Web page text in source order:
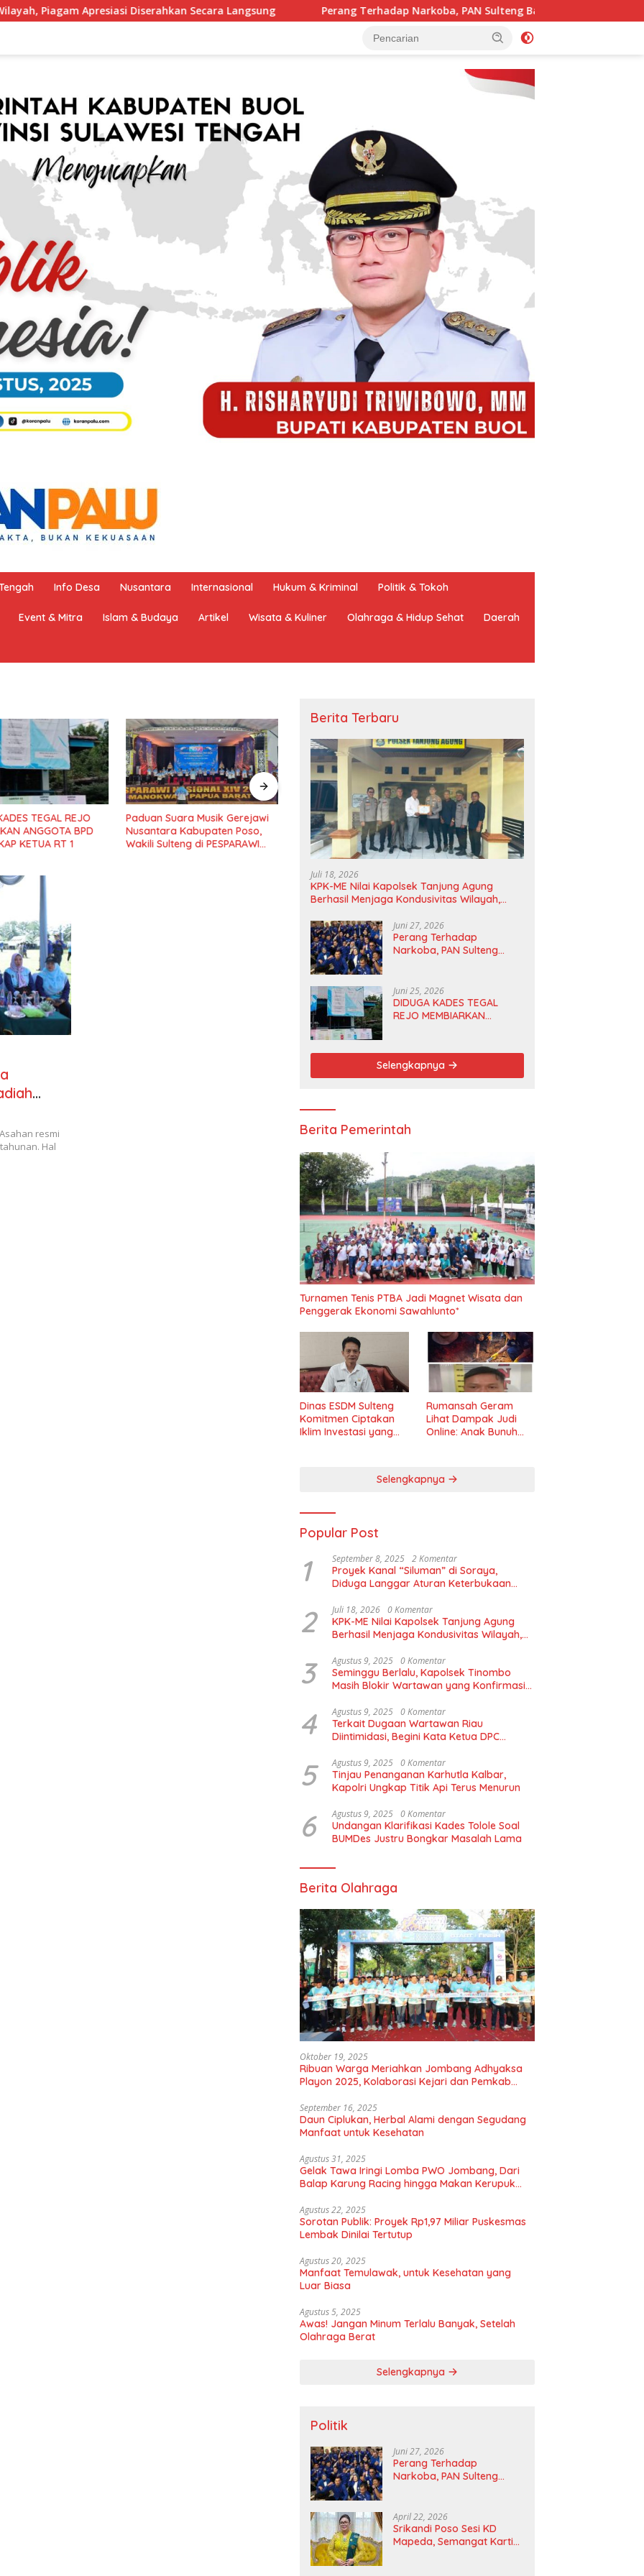
Diserahkan Secara Langsung Perang Terhadap Narkoba, PAN Sulteng Bakal Tes Urine Seluruh Anggota DPRD
Info Desa Nusantara Internasional Hukum & Kriminal Politik & Tokoh
Event & Mitra Islam & Budaya Artikel Wisata & Kuliner Olahraga & Hidup Sehat Daerah
Musik Gerejawi
Kabupaten Poso,
di PESPARAWI
Kepala BNPB Instruksikan
Jebol Sumbatan Longsor
Kepala BNPB Tinjau Langsung
Lokasi Terdampak Gempa di
Sigi
Tebar Kebahagiaan Idul Adha,
PTBA Salurkan 300 Hewan
Kurban di Berbagai Wilayah
Operasional*
resmi
Hal
Berita Terbaru
Juli 18, 2026
KPK-ME Nilai Kapolsek Tanjung Agung
Berhasil Menjaga Kondusivitas Wilayah,
Langsung
Juni 27, 2026
Perang Terhadap
Narkoba, PAN Sulteng
DPD
Juni 25, 2026
DIDUGA KADES TEGAL
REJO MEMBIARKAN
Selengkapnya
Berita Pemerintah
Turnamen Tenis PTBA Jadi Magnet Wisata dan
Penggerak Ekonomi Sawahlunto*
Dinas ESDM Sulteng
Komitmen Ciptakan
Iklim Investasi yang
Rumansah Geram
Lihat Dampak Judi
Online: Anak Bunuh
Selengkapnya
Popular Post
1 September 8, 2025 2 Komentar
Proyek Kanal “Siluman” di Soraya,
Diduga Langgar Aturan Keterbukaan
2 Juli 18, 2026 0 Komentar
KPK-ME Nilai Kapolsek Tanjung Agung
Berhasil Menjaga Kondusivitas Wilayah,
Langsung
3 Agustus 9, 2025 0 Komentar
Seminggu Berlalu, Kapolsek Tinombo
Masih Blokir Wartawan yang Konfirmasi
4 Agustus 9, 2025 0 Komentar
Terkait Dugaan Wartawan Riau
Diintimidasi, Begini Kata Ketua DPC
5 Agustus 9, 2025 0 Komentar
Tinjau Penanganan Karhutla Kalbar,
Kapolri Ungkap Titik Api Terus Menurun
6 Agustus 9, 2025 0 Komentar
Undangan Klarifikasi Kades Tolole Soal
BUMDes Justru Bongkar Masalah Lama
Berita Olahraga
Oktober 19, 2025
Ribuan Warga Meriahkan Jombang Adhyaksa
Playon 2025, Kolaborasi Kejari dan Pemkab
September 16, 2025
Daun Ciplukan, Herbal Alami dengan Segudang
Manfaat untuk Kesehatan
Agustus 31, 2025
Gelak Tawa Iringi Lomba PWO Jombang, Dari
Balap Karung Racing hingga Makan Kerupuk
Agustus 22, 2025
Sorotan Publik: Proyek Rp1,97 Miliar Puskesmas
Lembak Dinilai Tertutup
Agustus 20, 2025
Manfaat Temulawak, untuk Kesehatan yang
Luar Biasa
Agustus 5, 2025
Awas! Jangan Minum Terlalu Banyak, Setelah
Olahraga Berat
Selengkapnya
Politik
Juni 27, 2026
Perang Terhadap
Narkoba, PAN Sulteng
DPD
April 22, 2026
Srikandi Poso Sesi KD
Mapeda, Semangat Kartini